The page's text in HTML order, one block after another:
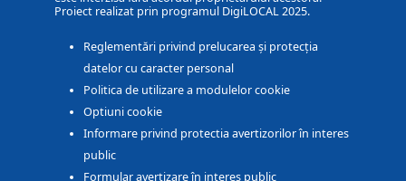
Proiect realizat prin programul DigiLOCAL 2025.
Reglementări privind prelucarea și protecția
datelor cu caracter personal
Politica de utilizare a modulelor cookie
Optiuni cookie
Informare privind protectia avertizorilor în interes
public
Formular avertizare în interes public